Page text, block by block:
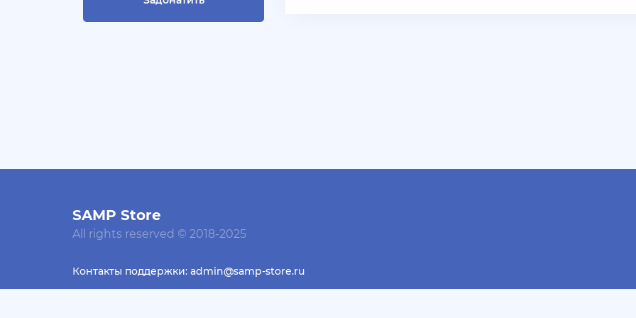
СКУПАЮ АККАУНТЫ БЛЕК
BLACK***SSIAN 3-5 ЛВЛ TG
@Yorshik1488
28 Июля 2026г в 19:10
jagermeister
SAMP Store
All rights reserved © 2018-2025
Контакты поддержки: admin@samp-store.ru